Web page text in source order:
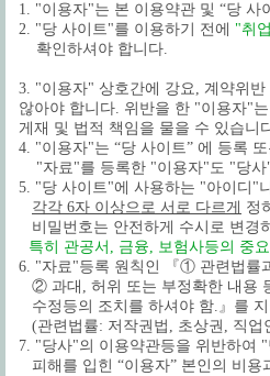
1. "이용자"는 본 이용약관 및 “당 사
2. "당 사이트"를 이용하기 전에 "취
확인하셔야 합니다.
3. "이용자" 상호간에 강요, 계약위반
않아야 합니다. 위반을 한 "이용자"
게재 및 법적 책임을 물을 수 있습니
4. "이용자"는 “당 사이트” 에 등록
"자료"를 등록한 "이용자"도 "당사"
5. "당 사이트"에 사용하는 "아이디"
각각 6자 이상으로 서로 다르게
정
비밀번호는 안전하게 수시로 변경
특히 관공서, 금융, 보험사등의 중
6. "자료"등록 원칙인 『① 관련법률
② 과대, 허위 또는 부정확한 내용
수정등의 조치를 하셔야 함.』를 지
(관련법률: 저작권법, 초상권, 직업
7. "당사"의 이용약관등을 위반하여
피해를 입힌 “이용자” 본인의 비용